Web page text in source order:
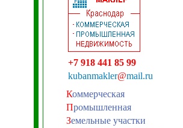
+7 918 441 85 99
kubanmakler@mail.ru
Коммерческая
Промышленная
Земельные участки